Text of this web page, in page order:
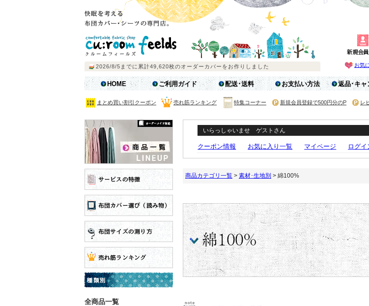
お気
HOME ご利用ガイド 配送･送料 お支払い方法 返品･キャ
まとめ買い割引クーポン 売れ筋ランキング 特集コーナー 新規会員登録で500円分のP レ
全商品一覧
いらっしゃいませ ゲストさん
クーポン情報 お気に入り一覧 マイページ ログイ
商品カテゴリ一覧 > 素材･生地別 > 綿100%